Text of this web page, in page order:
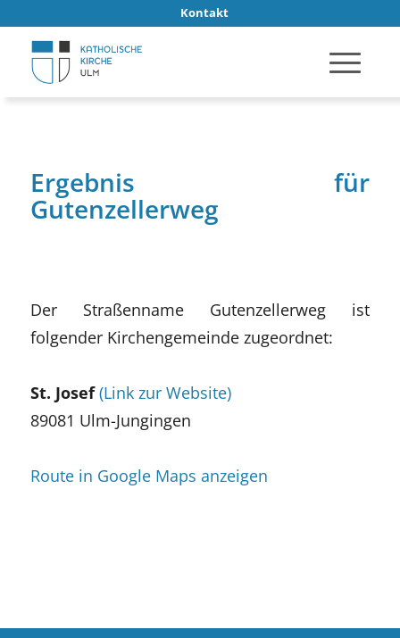
Kontakt
Ergebnis für
Gutenzellerweg
Der Straßenname Gutenzellerweg ist
folgender Kirchengemeinde zugeordnet:
St. Josef(Link zur Website)
89081 Ulm-Jungingen
Route in Google Maps anzeigen